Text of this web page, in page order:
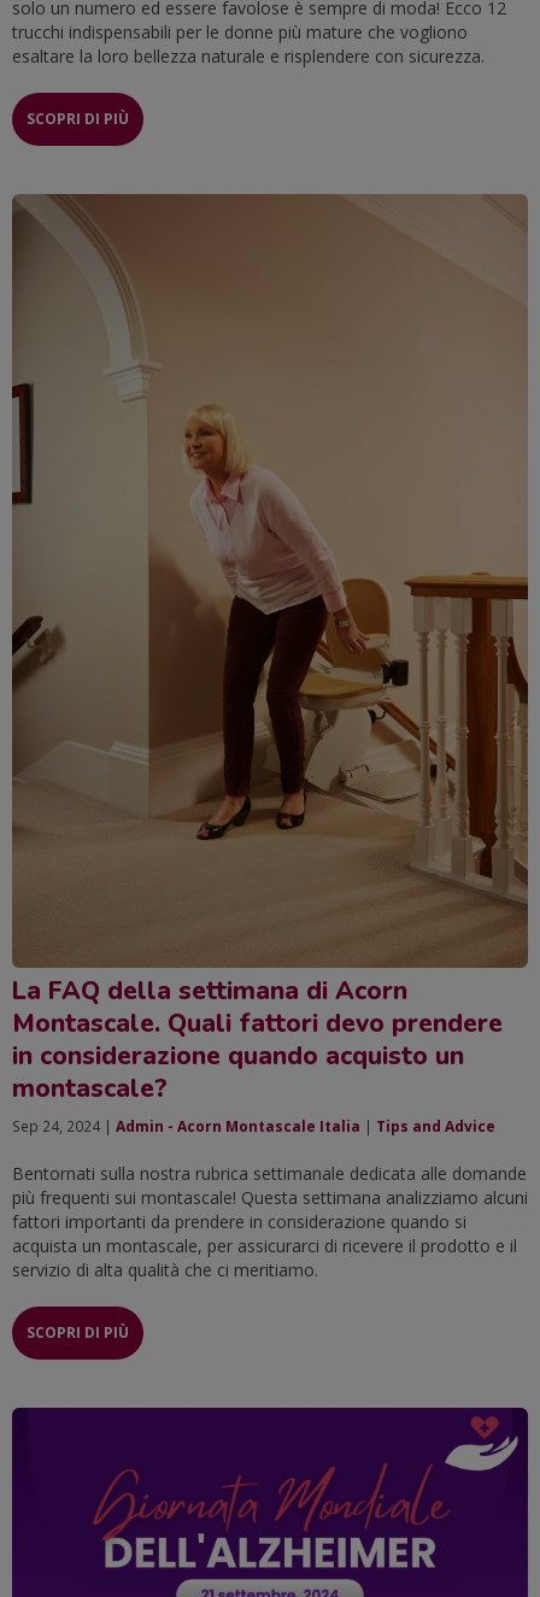
solo un numero ed essere favolose è sempre di moda! Ecco 12
trucchi indispensabili per le donne più mature che vogliono
esaltare la loro bellezza naturale e risplendere con sicurezza.
SCOPRI DI PIÙ
La FAQ della settimana di Acorn
Montascale. Quali fattori devo prendere
in considerazione quando acquisto un
montascale?
Sep 24, 2024 | Admin - Acorn Montascale Italia | Tips and Advice
Bentornati sulla nostra rubrica settimanale dedicata alle domande
più frequenti sui montascale! Questa settimana analizziamo alcuni
fattori importanti da prendere in considerazione quando si
acquista un montascale, per assicurarci di ricevere il prodotto e il
servizio di alta qualità che ci meritiamo.
SCOPRI DI PIÙ